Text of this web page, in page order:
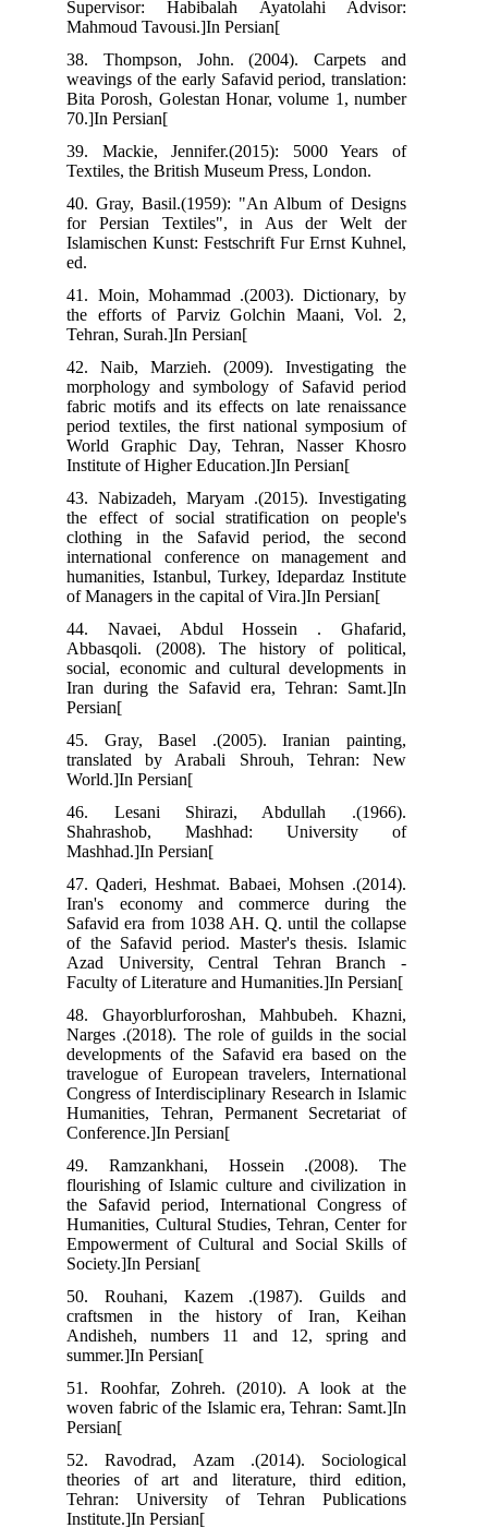
Supervisor: Habibalah Ayatolahi Advisor:
Mahmoud Tavousi.]In Persian[
38. Thompson, John. (2004). Carpets and
weavings of the early Safavid period, translation:
Bita Porosh, Golestan Honar, volume 1, number
70.]In Persian[
39. Mackie, Jennifer.(2015): 5000 Years of
Textiles, the British Museum Press, London.
40. Gray, Basil.(1959): "An Album of Designs
for Persian Textiles", in Aus der Welt der
Islamischen Kunst: Festschrift Fur Ernst Kuhnel,
41. Moin, Mohammad .(2003). Dictionary, by
the efforts of Parviz Golchin Maani, Vol. 2,
Tehran, Surah.]In Persian[
42. Naib, Marzieh. (2009). Investigating the
morphology and symbology of Safavid period
fabric motifs and its effects on late renaissance
period textiles, the first national symposium of
World Graphic Day, Tehran, Nasser Khosro
Institute of Higher Education.]In Persian[
43. Nabizadeh, Maryam .(2015). Investigating
the effect of social stratification on people's
clothing in the Safavid period, the second
international conference on management and
humanities, Istanbul, Turkey, Idepardaz Institute
of Managers in the capital of Vira.]In Persian[
44. Navaei, Abdul Hossein . Ghafarid,
Abbasqoli. (2008). The history of political,
social, economic and cultural developments in
Iran during the Safavid era, Tehran: Samt.]In
45. Gray, Basel .(2005). Iranian painting,
translated by Arabali Shrouh, Tehran: New
World.]In Persian[
46. Lesani Shirazi, Abdullah .(1966).
Shahrashob, Mashhad: University of
Mashhad.]In Persian[
47. Qaderi, Heshmat. Babaei, Mohsen .(2014).
Iran's economy and commerce during the
Safavid era from 1038 AH. Q. until the collapse
of the Safavid period. Master's thesis. Islamic
Azad University, Central Tehran Branch -
Faculty of Literature and Humanities.]In Persian[
48. Ghayorblurforoshan, Mahbubeh. Khazni,
Narges .(2018). The role of guilds in the social
developments of the Safavid era based on the
travelogue of European travelers, International
Congress of Interdisciplinary Research in Islamic
Humanities, Tehran, Permanent Secretariat of
Conference.]In Persian[
49. Ramzankhani, Hossein .(2008). The
flourishing of Islamic culture and civilization in
the Safavid period, International Congress of
Humanities, Cultural Studies, Tehran, Center for
Empowerment of Cultural and Social Skills of
Society.]In Persian[
50. Rouhani, Kazem .(1987). Guilds and
craftsmen in the history of Iran, Keihan
Andisheh, numbers 11 and 12, spring and
summer.]In Persian[
51. Roohfar, Zohreh. (2010). A look at the
woven fabric of the Islamic era, Tehran: Samt.]In
52. Ravodrad, Azam .(2014). Sociological
theories of art and literature, third edition,
Tehran: University of Tehran Publications
Institute.]In Persian[